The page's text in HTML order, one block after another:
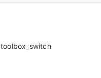
toolbox_switch